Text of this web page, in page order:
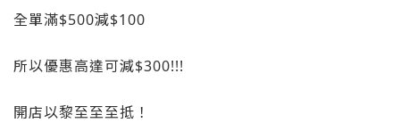
全單滿$500減$100
所以優惠高達可減$300!!!
開店以黎至至至抵！